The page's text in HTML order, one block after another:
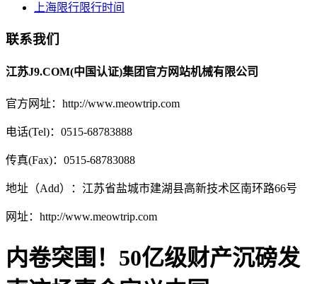
上海限行限行时间
联系我们
江苏J9.COM(中国认证)集团官方网站机械有限公司
官方网址：http://www.meowtrip.com
电话(Tel)：0515-68783888
传真(Fax)：0515-68783088
地址（Add）：江苏省盐城市建湖县高新技术区南环路66号
网址：http://www.meowtrip.com
内卷突围！50亿级财产沉磅发